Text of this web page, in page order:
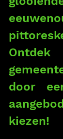
Ontdek
door
kiezen!